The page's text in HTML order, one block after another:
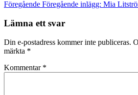
Föregående Föregående inlägg: Mia
Lämna ett svar
Din e-postadress kommer inte publiceras.
märkta *
Kommentar *